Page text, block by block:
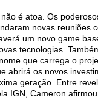
é atoa. Os
novas reuniões
um novo game
tecnologias.
nome que carrega o
abrirá os novos
geração Entre
IGN, Cameron